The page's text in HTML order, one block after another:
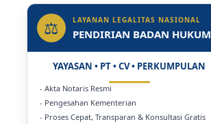
Status Jadi Rumah Sakit
⚖ LAYANAN LEGALITAS NASIONAL
PENDIRIAN BADAN HUKUM
YAYASAN • PT • CV • PERKUMPULAN
- Akta Notaris Resmi
- Pengesahan Kementerian
- Proses Cepat, Transparan & Konsultasi Gratis